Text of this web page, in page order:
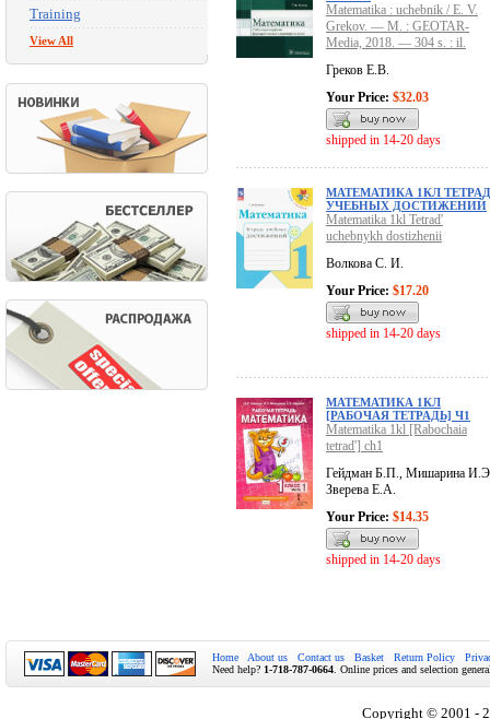
Training
View All
Matematika : uchebnik / E. V.
Grekov. — M. : GEOTAR-
Media, 2018. — 304 s. : il.
Греков Е.В.
Your Price: $32.03
shipped in 14-20 days
МАТЕМАТИКА 1КЛ
УЧЕБНЫХ ДОСТИЖЕНИЙ
Matematika 1kl Tetrad'
uchebnykh dostizhenii
Волкова С. И.
Your Price: $17.20
shipped in 14-20 days
МАТЕМАТИКА 1КЛ
[РАБОЧАЯ ТЕТРАДЬ] Ч1
Matematika 1kl [Rabochaia
tetrad'] ch1
Гейдман Б.П., Мишарина
Зверева Е.А.
Your Price: $14.35
shipped in 14-20 days
Home About us Contact us Basket Return Policy
Need help? 1-718-787-0664 . Online prices and selection
Copyright © 2001 -